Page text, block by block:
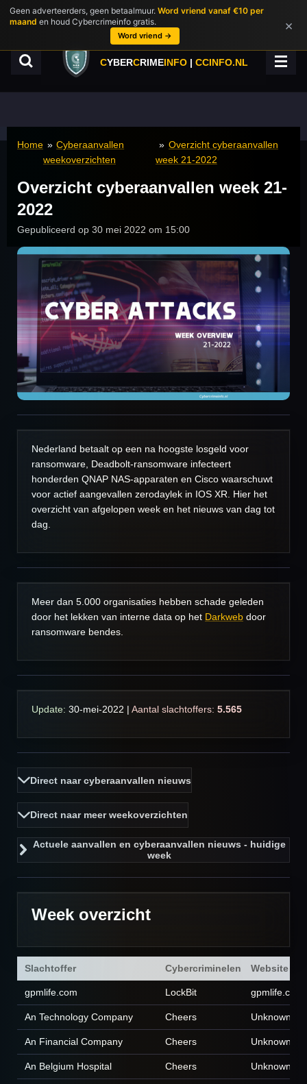
Geen adverteerders, geen betaalmuur. Word vriend vanaf €10 per
maand en houd Cybercrimeinfo gratis.
Word vriend →
×
Ga
direct
hoofdinhoud
CYBERCRIMEINFO | CCINFO.NL
Home » Cyberaanvallen
weekoverzichten
» Overzicht cyberaanvallen
week 21-2022
Overzicht cyberaanvallen week 21-
2022
Gepubliceerd op 30 mei 2022 om 15:00
Nederland betaalt op een na hoogste losgeld voor
ransomware, Deadbolt-ransomware infecteert
honderden QNAP NAS-apparaten en Cisco waarschuwt
voor actief aangevallen zerodaylek in IOS XR. Hier het
overzicht van afgelopen week en het nieuws van dag tot
dag.
Meer dan 5.000 organisaties hebben schade geleden
door het lekken van interne data op het Darkweb door
ransomware bendes.
Update: 30-mei-2022 | Aantal slachtoffers: 5.565
Direct naar cyberaanvallen nieuws
Direct naar meer weekoverzichten
Actuele aanvallen en cyberaanvallen nieuws - huidige
week
Week overzicht
Slachtoffer Cybercriminelen Website
gpmlife.com LockBit gpmlife.com
An Technology Company Cheers Unknown
An Financial Company Cheers Unknown
An Belgium Hospital Cheers Unknown